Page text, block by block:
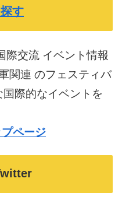
す
際交流 イベント情報
関連 のフェスティバ
際的なイベントを
ページ